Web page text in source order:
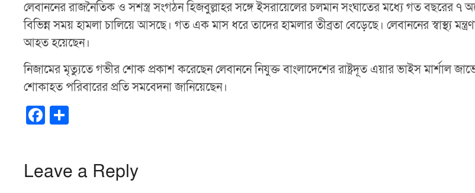
লেবাননের রাজনৈতিক ও সশস্ত্র সংগঠন হিজবুল্লাহর সঙ্গে ইসরায়েলের চলমান সংঘাতের মধ্যে গত বছরের
বিভিন্ন সময় হামলা চালিয়ে আসছে। গত এক মাস ধরে তাদের হামলার তীব্রতা বেড়েছে। লেবাননের
আহত হয়েছেন।
নিজামের মৃত্যুতে গভীর শোক প্রকাশ করেছেন লেবাননে নিযুক্ত বাংলাদেশের রাষ্ট্রদূত এয়ার ভাইস মার্শাল
শোকাহত পরিবারের প্রতি সমবেদনা জানিয়েছেন।
F
e e
Leave a Reply